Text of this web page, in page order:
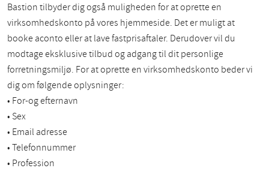
Bastion tilbyder dig også muligheden for at oprette en
virksomhedskonto på vores hjemmeside. Det er muligt at
booke aconto eller at lave fastprisaftaler. Derudover vil du
modtage eksklusive tilbud og adgang til dit personlige
forretningsmiljø. For at oprette en virksomhedskonto beder vi
dig om følgende oplysninger:
• For-og efternavn
• Sex
• Email adresse
• Telefonnummer
• Profession